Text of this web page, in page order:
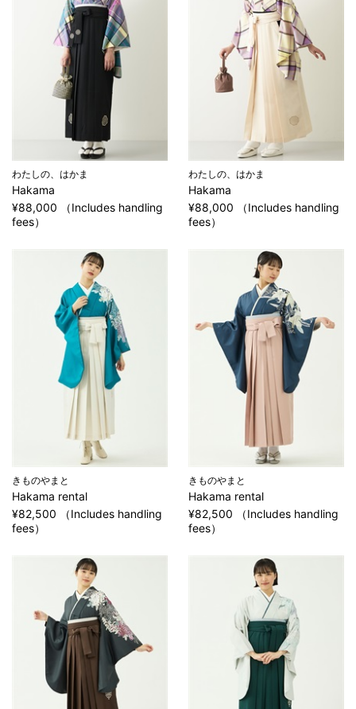
わたしの、はかま
Hakama
¥88,000 （Includes handling
fees）
わたしの、はかま
Hakama
¥88,000 （Includes handling
fees）
きものやまと
Hakama rental
¥82,500 （Includes handling
fees）
きものやまと
Hakama rental
¥82,500 （Includes handling
fees）